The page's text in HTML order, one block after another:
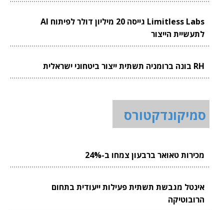
Limitless Labs גייסה 20 מיליון דולר לפיתוח AI
לתעשיית הייצור
RH בונה ברומניה תשתית ייצור ביטחוני ישראלית
סמיקונדקטורס
מכירות טאואר ברבעון צמחו ב-24%
אינטל מגבשת תשתית פעילות ייעודית בתחום
הרובוטיקה